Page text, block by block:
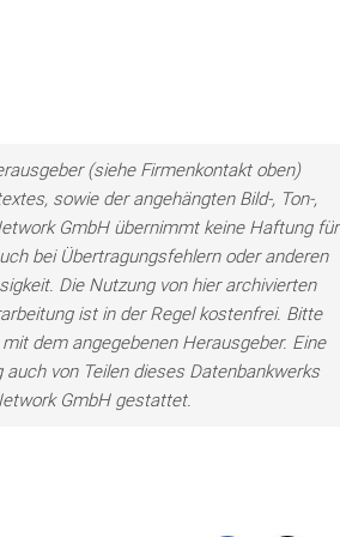
(siehe Firmenkontakt oben)
sowie der angehängten Bild-, Ton-,
GmbH übernimmt keine Haftung für
bei Übertragungsfehlern oder anderen
Die Nutzung von hier archivierten
ist in der Regel kostenfrei. Bitte
dem angegebenen Herausgeber. Eine
von Teilen dieses Datenbankwerks
GmbH gestattet.